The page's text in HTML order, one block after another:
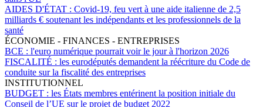
AIDES D'ÉTAT : Covid-19, feu vert à une aide italienne de 2,5
milliards € soutenant les indépendants et les professionnels de la
santé
ÉCONOMIE - FINANCES - ENTREPRISES
BCE : l'euro numérique pourrait voir le jour à l'horizon 2026
FISCALITÉ : les eurodéputés demandent la réécriture du Code de
conduite sur la fiscalité des entreprises
INSTITUTIONNEL
BUDGET : les États membres entérinent la position initiale du
Conseil de l’UE sur le projet de budget 2022